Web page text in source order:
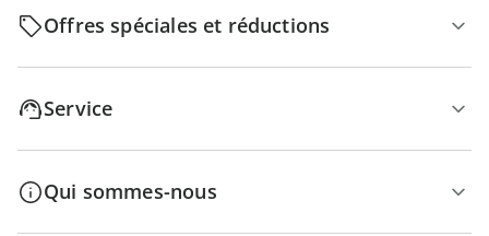
Offres spéciales et réductions
Service
Qui sommes-nous